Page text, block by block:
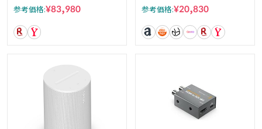
参考価格:¥83,980 参考価格:¥20,830